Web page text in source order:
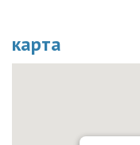
карта